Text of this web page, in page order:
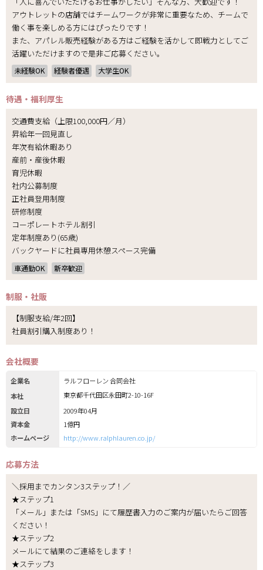
アウトレットの店舗ではチームワークが非常に重要なため、チームで
働く事を楽しめる方にはぴったりです！
また、アパレル販売経験がある方はご経験を活かして即戦力としてご
活躍いただけますので是非ご応募ください。
未経験OK 経験者優遇 大学生OK
待遇・福利厚生
交通費支給（上限100,000円／月）
昇給年一回見直し
年次有給休暇あり
産前・産後休暇
育児休暇
社内公募制度
正社員登用制度
研修制度
コーポレートホテル割引
定年制度あり(65歳)
バックヤードに社員専用休憩スペース完備
車通勤OK 新卒歓迎
制服・社販
【制服支給/年2回】
社員割引購入制度あり！
会社概要
企業名
ラルフローレン 合同会社
本社
東京都千代田区永田町2-10-16F
設立日
2009年04月
資本金
1億円
ホームページ
http://www.ralphlauren.co.jp/
応募方法
＼採用までカンタン3ステップ！／
★ステップ1
「メール」または「SMS」にて履歴書入力のご案内が届いたらご回答
ください！
★ステップ2
メールにて結果のご連絡をします！
★ステップ3